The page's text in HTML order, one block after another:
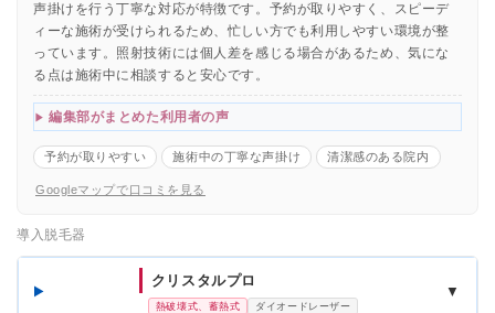
声掛けを行う丁寧な対応が特徴です。予約が取りやすく、スピーデ
ィーな施術が受けられるため、忙しい方でも利用しやすい環境が整
っています。照射技術には個人差を感じる場合があるため、気にな
る点は施術中に相談すると安心です。
編集部がまとめた利用者の声
予約が取りやすい 施術中の丁寧な声掛け 清潔感のある院内
Googleマップで口コミを見る
導入脱毛器
クリスタルプロ
熱破壊式、蓄熱式 ダイオードレーザー
▼